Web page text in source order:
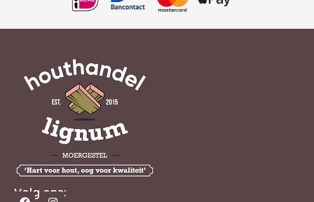
Volg ons: